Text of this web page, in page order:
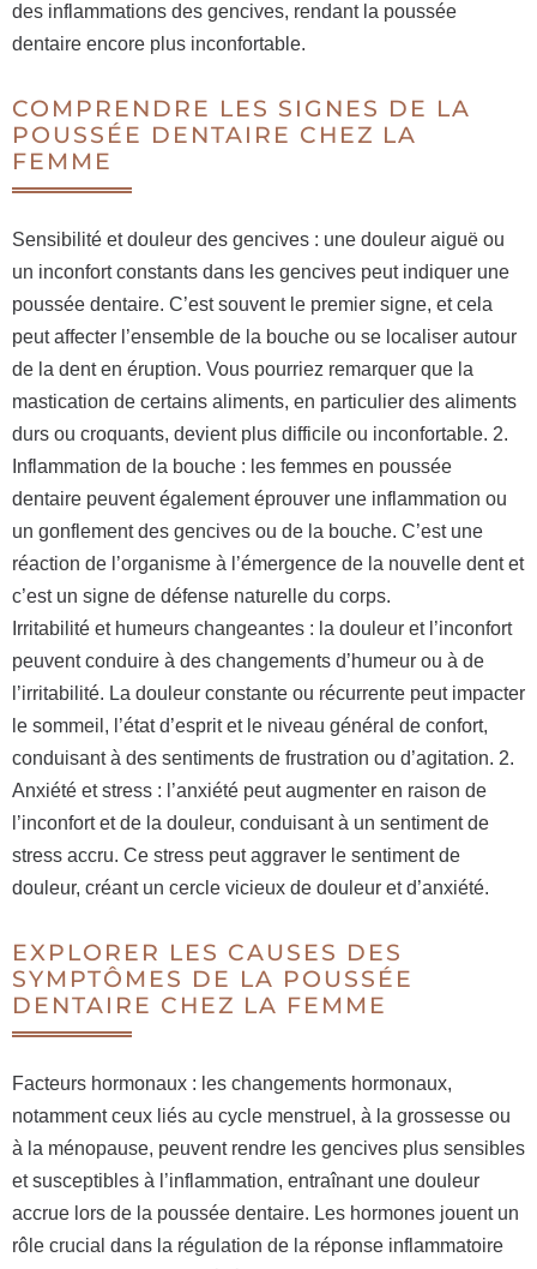
des inflammations des gencives, rendant la poussée
dentaire encore plus inconfortable.
COMPRENDRE LES SIGNES DE LA
POUSSÉE DENTAIRE CHEZ LA
FEMME
Sensibilité et douleur des gencives : une douleur aiguë ou
un inconfort constants dans les gencives peut indiquer une
poussée dentaire. C’est souvent le premier signe, et cela
peut affecter l’ensemble de la bouche ou se localiser autour
de la dent en éruption. Vous pourriez remarquer que la
mastication de certains aliments, en particulier des aliments
durs ou croquants, devient plus difficile ou inconfortable. 2.
Inflammation de la bouche : les femmes en poussée
dentaire peuvent également éprouver une inflammation ou
un gonflement des gencives ou de la bouche. C’est une
réaction de l’organisme à l’émergence de la nouvelle dent et
c’est un signe de défense naturelle du corps.
Irritabilité et humeurs changeantes : la douleur et l’inconfort
peuvent conduire à des changements d’humeur ou à de
l’irritabilité. La douleur constante ou récurrente peut impacter
le sommeil, l’état d’esprit et le niveau général de confort,
conduisant à des sentiments de frustration ou d’agitation. 2.
Anxiété et stress : l’anxiété peut augmenter en raison de
l’inconfort et de la douleur, conduisant à un sentiment de
stress accru. Ce stress peut aggraver le sentiment de
douleur, créant un cercle vicieux de douleur et d’anxiété.
EXPLORER LES CAUSES DES
SYMPTÔMES DE LA POUSSÉE
DENTAIRE CHEZ LA FEMME
Facteurs hormonaux : les changements hormonaux,
notamment ceux liés au cycle menstruel, à la grossesse ou
à la ménopause, peuvent rendre les gencives plus sensibles
et susceptibles à l’inflammation, entraînant une douleur
accrue lors de la poussée dentaire. Les hormones jouent un
rôle crucial dans la régulation de la réponse inflammatoire